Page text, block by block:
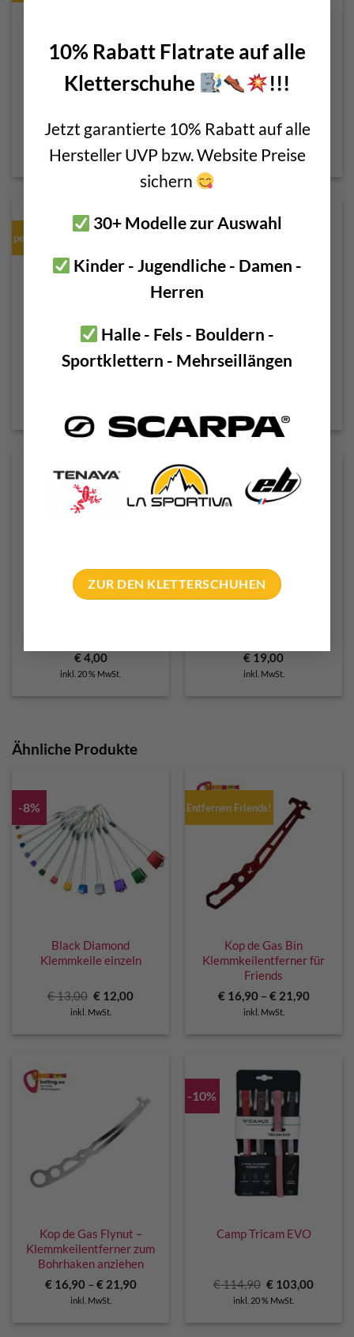
10% Rabatt Flatrate auf alle
Kletterschuhe
!!!
Jetzt garantierte 10% Rabatt auf alle
Hersteller UVP bzw. Website Preise
sichern
30+ Modelle zur Auswahl
Kinder - Jugendliche - Damen -
Herren
Halle - Fels - Bouldern -
Sportklettern - Mehrseillängen
ZUR DEN KLETTERSCHUHEN
€16,00
inkl. 20 % MwSt.
€15,00 –€18,50
inkl. MwSt.
perfekter Zentralkarabiner
Petzl William Screw Lock Petzl AM´D
€4,00
inkl. 20 % MwSt.
€ 19,00
inkl. MwSt.
Ähnliche Produkte
-8%
Black Diamond
Klemmkeile einzeln
€13,00 Ursprünglicher
Preis
war:
€ 12,00Aktueller
inkl. MwSt.
Entfernen Friends!
Kop de Gas Bin
Klemmkeilentferner für
Friends
€16,90– €21,90
inkl. MwSt.
Kop de Gas Flynut –
Klemmkeilentferner zum
Bohrhaken anziehen
€16,90– €21,90
inkl. MwSt.
-10%
Camp Tricam EVO
€114,90 Ursprünglicher
Preis
war:
€ 103,00
inkl. 20 % MwSt.